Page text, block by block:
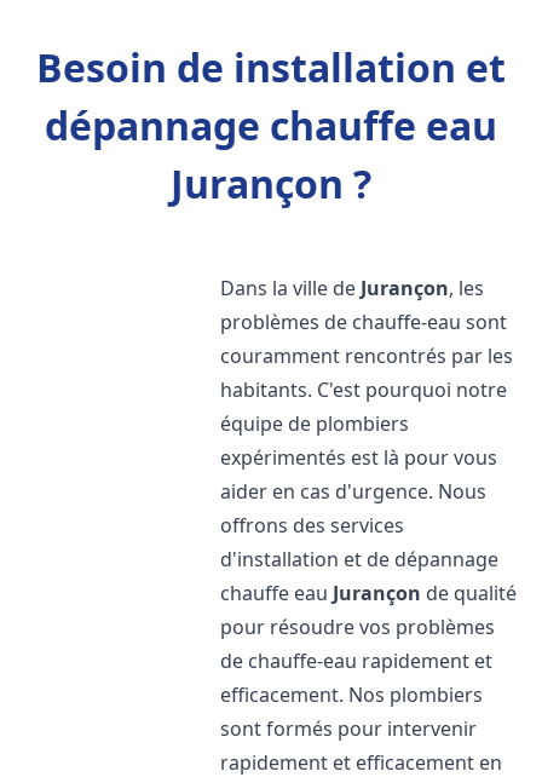
Besoin de installation et
dépannage chauffe eau
Jurançon ?
Dans la ville de Jurançon, les
problèmes de chauffe-eau sont
couramment rencontrés par les
habitants. C'est pourquoi notre
équipe de plombiers
expérimentés est là pour vous
aider en cas d'urgence. Nous
offrons des services
d'installation et de dépannage
chauffe eau Jurançon de qualité
pour résoudre vos problèmes
de chauffe-eau rapidement et
efficacement. Nos plombiers
sont formés pour intervenir
rapidement et efficacement en